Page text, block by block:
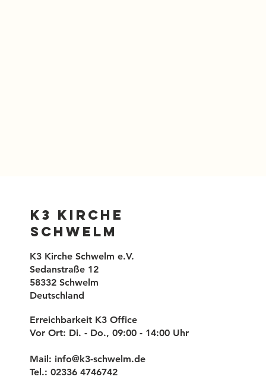
K3 Kirche
Schwelm
K3 Kirche Schwelm e.V.
Sedanstraße 12
58332 Schwelm
Deutschland
Erreichbarkeit K3 Office
Vor Ort: Di. - Do., 09:00 - 14:00 Uhr
Mail: info@k3-schwelm.de
Tel.: 02336 4746742